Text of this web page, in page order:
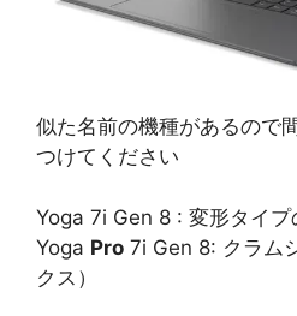
似た名前の機種があるので
つけてください
Yoga 7i Gen 8 : 変形タイ
Yoga Pro 7i Gen 8: クラム
クス）